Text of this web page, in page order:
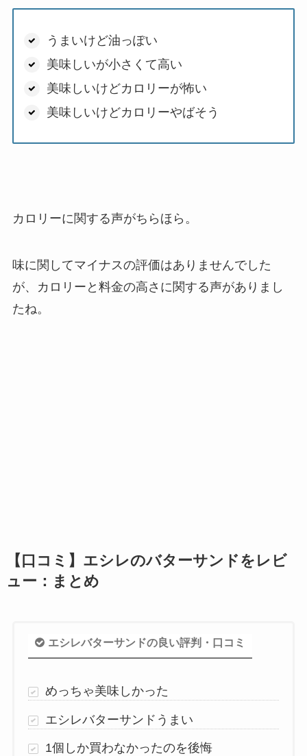
うまいけど油っぽい
美味しいが小さくて高い
美味しいけどカロリーが怖い
美味しいけどカロリーやばそう
カロリーに関する声がちらほら。
味に関してマイナスの評価はありませんでした
が、カロリーと料金の高さに関する声がありまし
たね。
【口コミ】エシレのバターサンドをレビ
ュー：まとめ
エシレバターサンドの良い評判・口コミ
めっちゃ美味しかった
エシレバターサンドうまい
1個しか買わなかったのを後悔